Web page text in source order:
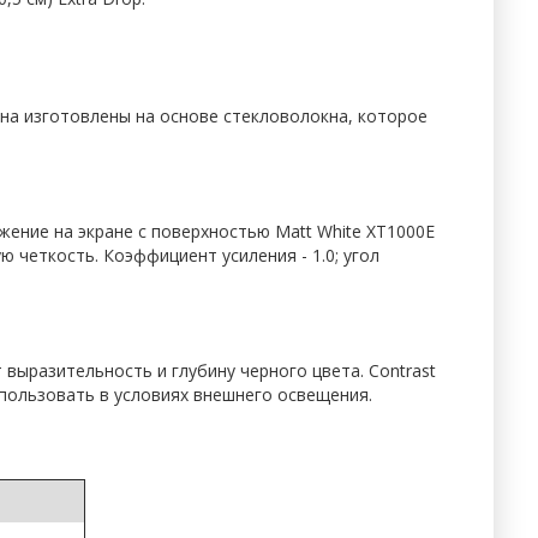
изготовлены на основе стекловолокна, которое
на экране с поверхностью Matt White XT1000E
четкость. Коэффициент усиления - 1.0; угол
и глубину черного цвета. Contrast
в условиях внешнего освещения.